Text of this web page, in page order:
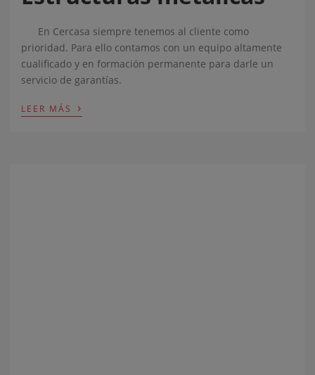
En Cercasa siempre tenemos al cliente como
prioridad. Para ello contamos con un equipo altamente
cualificado y en formación permanente para darle un
servicio de garantías.
LEER MÁS ›